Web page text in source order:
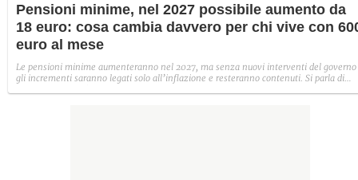
Pensioni minime, nel 2027 possibile aumento da
18 euro: cosa cambia davvero per chi vive con
euro al mese
Le pensioni minime aumenteranno nel 2027, ma senza nuovi interventi del governo
gli incrementi saranno legati solo all’inflazione e resteranno contenuti. Si parla di